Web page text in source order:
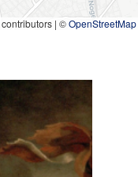
contributors | ©OpenStreetMap